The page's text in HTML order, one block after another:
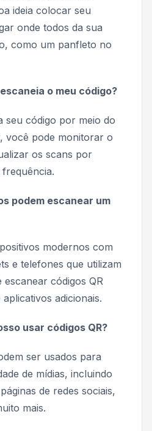
ideia colocar seu
onde todos da sua
como um panfleto no
o meu código?
seu código por meio do
você pode monitorar o
os scans por
podem escanear um
modernos com
e telefones que utilizam
códigos QR
adicionais.
usar códigos QR?
ser usados para
de mídias, incluindo
de redes sociais,
mais.